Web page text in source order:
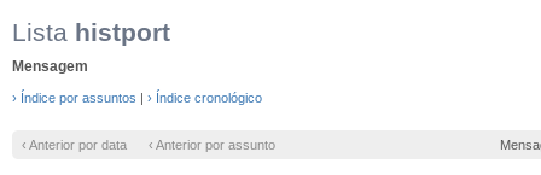
Lista histport
Mensagem
› Índice por assuntos | › Índice cronológico
‹ Anterior por data ‹ Anterior por assunto